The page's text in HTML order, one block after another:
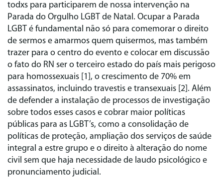
todxs para participarem de nossa intervenção na
Parada do Orgulho LGBT de Natal. Ocupar a Parada
LGBT é fundamental não só para comemorar o direito
de sermos e amarmos quem quisermos, mas também
trazer para o centro do evento e colocar em discussão
o fato do RN ser o terceiro estado do país mais perigoso
para homossexuais [1], o crescimento de 70% em
assassinatos, incluindo travestis e transexuais [2]. Além
de defender a instalação de processos de investigação
sobre todos esses casos e cobrar maior políticas
públicas para as LGBT’s, como a consolidação de
políticas de proteção, ampliação dos serviços de saúde
integral a estre grupo e o direito à alteração do nome
civil sem que haja necessidade de laudo psicológico e
pronunciamento judicial.